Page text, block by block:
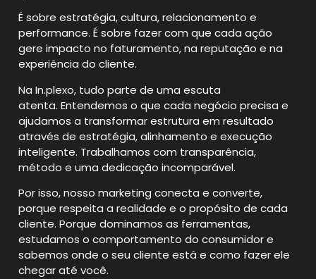
É sobre estratégia, cultura, relacionamento e
performance. É sobre fazer com que cada ação
gere impacto no faturamento, na reputação e na
experiência do cliente.
Na In.plexo, tudo parte de uma escuta
atenta. Entendemos o que cada negócio precisa e
ajudamos a transformar estrutura em resultado
através de estratégia, alinhamento e execução
inteligente. Trabalhamos com transparência,
método e uma dedicação incomparável.
Por isso, nosso marketing conecta e converte,
porque respeita a realidade e o propósito de cada
cliente. Porque dominamos as ferramentas,
estudamos o comportamento do consumidor e
sabemos onde o seu cliente está e como fazer ele
chegar até você.